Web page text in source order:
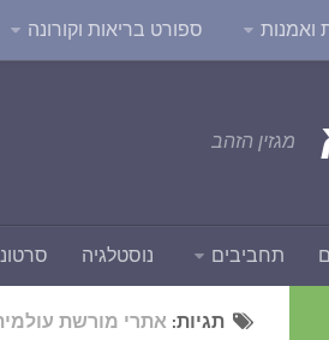
ואמנות ספורט בריאות וקורונה
מגזין הזהב
תחביבים נוסטלגיה
תגיות: אתרי מורשת